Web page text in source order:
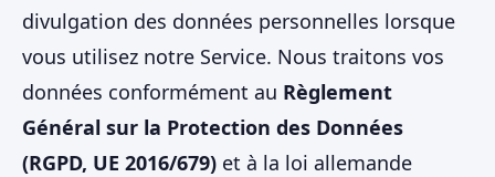
divulgation des données personnelles lorsque
vous utilisez notre Service. Nous traitons vos
données conformément au Règlement
Général sur la Protection des Données
(RGPD, UE 2016/679) et à la loi allemande